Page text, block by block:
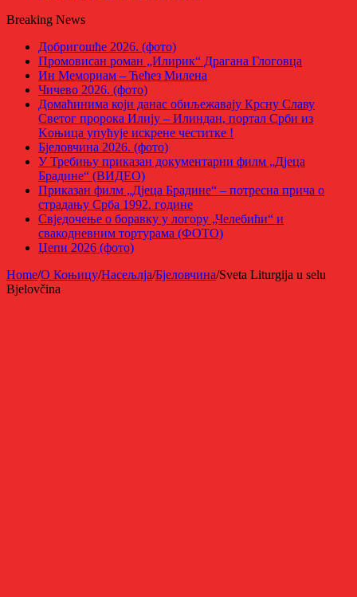
Breaking News
Добригошће 2026. (фото)
Промовисан роман „Илирик“ Драгана Глоговца
Ин Мемориам – Ћећез Милена
Чичево 2026. (фото)
Домаћинима који данас обиљежавају Крсну Славу
Светог пророка Илију – Илиндан, портал Срби из
Kоњица упућује искрене честитке !
Бјеловчина 2026. (фото)
У Требињу приказан документарни филм „Дјеца
Брадине“ (ВИДЕО)
Приказан филм „Дјеца Брадине“ – потресна прича о
страдању Срба 1992. године
Свједочење о боравку у логору „Челебићи“ и
свакодневним тортурама (ФОТО)
Џепи 2026 (фото)
Home/О Коњицу/Насељлја/Бјеловчина/Sveta Liturgija u selu
Bjelovčina